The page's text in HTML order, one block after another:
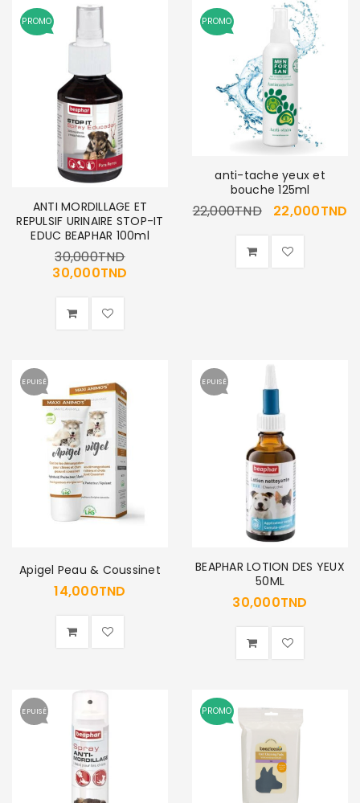
PROMO
ANTI MORDILLAGE ET
REPULSIF URINAIRE STOP-IT
EDUC BEAPHAR 100ml
30,000TND
30,000TND
PROMO
anti-tache yeux et
bouche 125ml
22,000TND 22,000TND
EPUISÉ
Apigel Peau & Coussinet
14,000TND
EPUISÉ
BEAPHAR LOTION DES YEUX
50ML
30,000TND
EPUISÉ PROMO